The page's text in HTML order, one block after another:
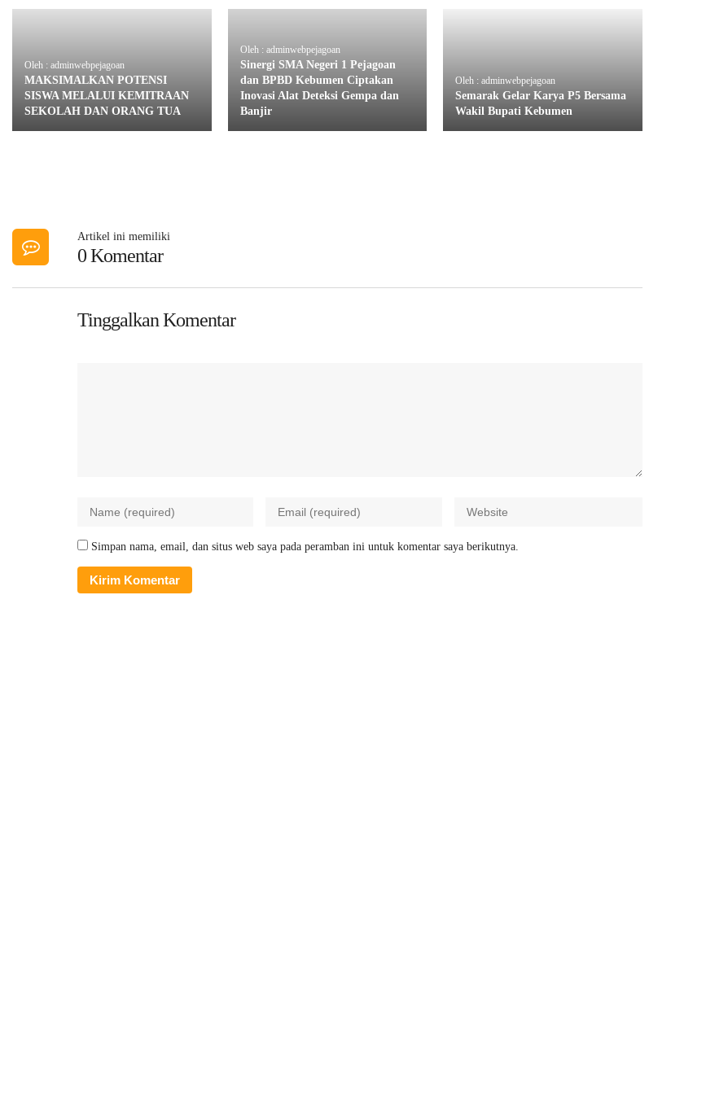
Oleh : adminwebpejagoan
MAKSIMALKAN POTENSI
SISWA MELALUI KEMITRAAN
SEKOLAH DAN ORANG TUA
Oleh : adminwebpejagoan
Sinergi SMA Negeri 1 Pejagoan
dan BPBD Kebumen Ciptakan
Inovasi Alat Deteksi Gempa dan
Banjir
Oleh : adminwebpejagoan
Semarak Gelar Karya P5 Bersama
Wakil Bupati Kebumen
Artikel ini memiliki
0 Komentar
Tinggalkan Komentar
Simpan nama, email, dan situs web saya pada peramban ini untuk komentar saya berikutnya.